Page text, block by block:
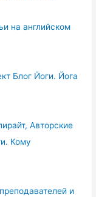
на английском
Блог Йоги. Йога
Авторские
Кому
и